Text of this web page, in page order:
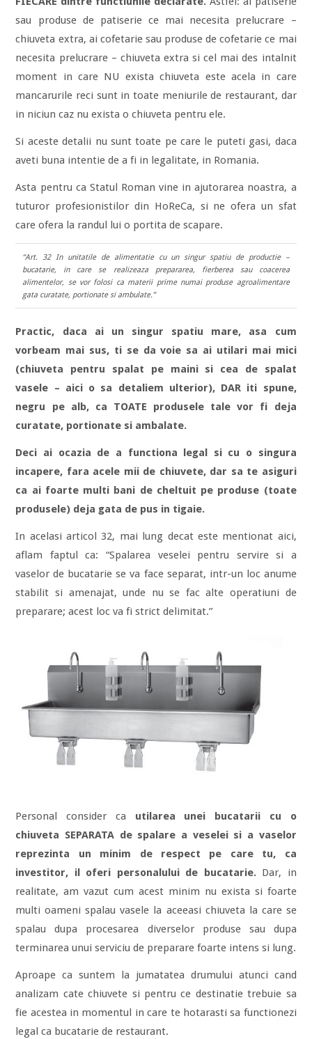
sau produse de patiserie ce mai necesita prelucrare –
chiuveta extra, ai cofetarie sau produse de cofetarie ce mai
necesita prelucrare – chiuveta extra si cel mai des intalnit
moment in care NU exista chiuveta este acela in care
mancarurile reci sunt in toate meniurile de restaurant, dar
in niciun caz nu exista o chiuveta pentru ele.
Si aceste detalii nu sunt toate pe care le puteti gasi, daca
aveti buna intentie de a fi in legalitate, in Romania.
Asta pentru ca Statul Roman vine in ajutorarea noastra, a
tuturor profesionistilor din HoReCa, si ne ofera un sfat
care ofera la randul lui o portita de scapare.
“Art. 32 In unitatile de alimentatie cu un singur spatiu de productie –
bucatarie, in care se realizeaza prepararea, fierberea sau coacerea
alimentelor, se vor folosi ca materii prime numai produse agroalimentare
gata curatate, portionate si ambulate.”
Practic, daca ai un singur spatiu mare, asa cum
vorbeam mai sus, ti se da voie sa ai utilari mai mici
(chiuveta pentru spalat pe maini si cea de spalat
vasele – aici o sa detaliem ulterior), DAR iti spune,
negru pe alb, ca TOATE produsele tale vor fi deja
curatate, portionate si ambalate.
Deci ai ocazia de a functiona legal si cu o singura
incapere, fara acele mii de chiuvete, dar sa te asiguri
ca ai foarte multi bani de cheltuit pe produse (toate
produsele) deja gata de pus in tigaie.
In acelasi articol 32, mai lung decat este mentionat aici,
aflam faptul ca: “Spalarea veselei pentru servire si a
vaselor de bucatarie se va face separat, intr-un loc anume
stabilit si amenajat, unde nu se fac alte operatiuni de
preparare; acest loc va fi strict delimitat.”
Personal consider ca utilarea unei bucatarii cu o
chiuveta SEPARATA de spalare a veselei si a vaselor
reprezinta un minim de respect pe care tu, ca
investitor, il oferi personalului de bucatarie.Dar, in
realitate, am vazut cum acest minim nu exista si foarte
multi oameni spalau vasele la aceeasi chiuveta la care se
spalau dupa procesarea diverselor produse sau dupa
terminarea unui serviciu de preparare foarte intens si lung.
Aproape ca suntem la jumatatea drumului atunci cand
analizam cate chiuvete si pentru ce destinatie trebuie sa
fie acestea in momentul in care te hotarasti sa functionezi
legal ca bucatarie de restaurant.